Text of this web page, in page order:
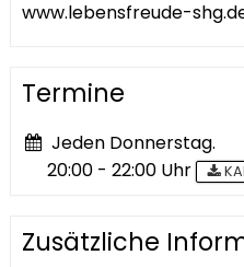
www.lebensfreude-
Termine
Jeden Donnerstag.
20:00 - 22:00 Uhr
Zusätzliche